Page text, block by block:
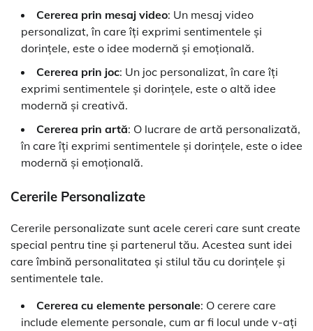
Cererea prin mesaj video: Un mesaj video
personalizat, în care îți exprimi sentimentele și
dorințele, este o idee modernă și emoțională.
Cererea prin joc: Un joc personalizat, în care îți
exprimi sentimentele și dorințele, este o altă idee
modernă și creativă.
Cererea prin artă: O lucrare de artă personalizată,
în care îți exprimi sentimentele și dorințele, este o idee
modernă și emoțională.
Cererile Personalizate
Cererile personalizate sunt acele cereri care sunt create
special pentru tine și partenerul tău. Acestea sunt idei
care îmbină personalitatea și stilul tău cu dorințele și
sentimentele tale.
Cererea cu elemente personale: O cerere care
include elemente personale, cum ar fi locul unde v-ați